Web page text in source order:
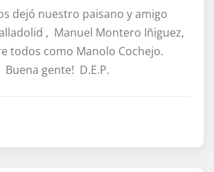
dejó nuestro paisano y amigo
, Manuel Montero Iñiguez,
todos como Manolo Cochejo.
D.E.P.